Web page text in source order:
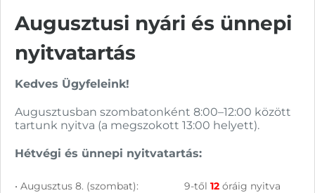
Vásárolj nálunk!
Hűségprogram
50 000 Ft felett ingyenes szállítás
Szolgáltatásaink vállalkozásoknak
Augusztusi nyári és ünnepi
nyitvatartás
Kedves Ügyfeleink!
Augusztusban szombatonként 8:00–12:00 között
tartunk nyitva (a megszokott 13:00 helyett).
Hétvégi és ünnepi nyitvatartás:
• Augusztus 8. (szombat): 9-től12 óráig nyitva